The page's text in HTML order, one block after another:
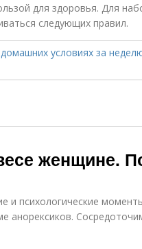
для здоровья. Для
следующих правил.
женщине.
и психологические
анорексиков.